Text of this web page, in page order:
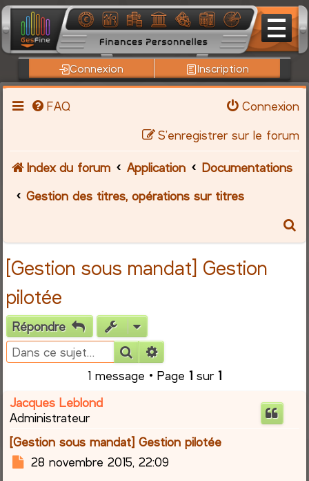
Connexion Inscription
FAQ
Connexion
S’enregistrer sur le forum
Index du forum Application
Documentations
Gestion des titres, opérations sur titres
[Gestion sous mandat] Gestion
pilotée
Répondre
Rechercher
1 message • Page 1 sur 1
Jacques Leblond
Administrateur
[Gestion sous mandat] Gestion pilotée
M
28 novembre 2015, 22:09